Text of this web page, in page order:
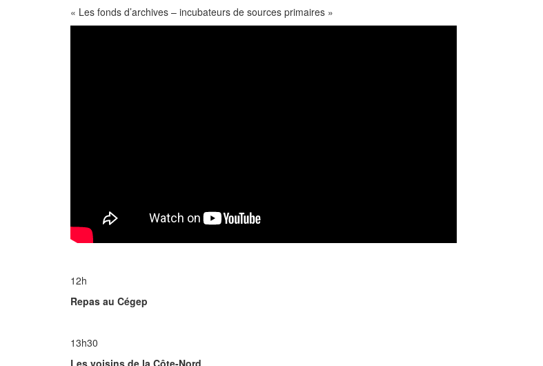
« Les fonds d’archives – incubateurs de sources primaires »
12h
Repas au Cégep
13h30